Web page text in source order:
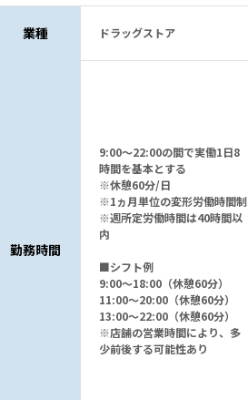
業種 ドラッグストア
勤務時間
9:00～22:00の間で実働1日8
時間を基本とする
※休憩60分/日
※1ヵ月単位の変形労働時間制
※週所定労働時間は40時間以
内
■シフト例
9:00～18:00（休憩60分）
11:00～20:00（休憩60分）
13:00～22:00（休憩60分）
※店舗の営業時間により、多
少前後する可能性あり